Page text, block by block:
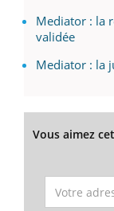
Mediator : la
validée
Mediator : la
Vous aimez